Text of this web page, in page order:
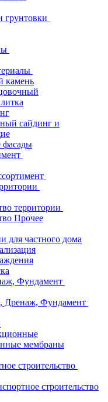
грунтовки
камень
сайдинг и
территории
Прочее
для частного дома
Фундамент
Дренаж, Фундамент
мембраны
строительство
строительство